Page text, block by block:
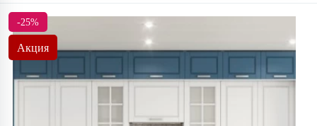
-25%
Акция